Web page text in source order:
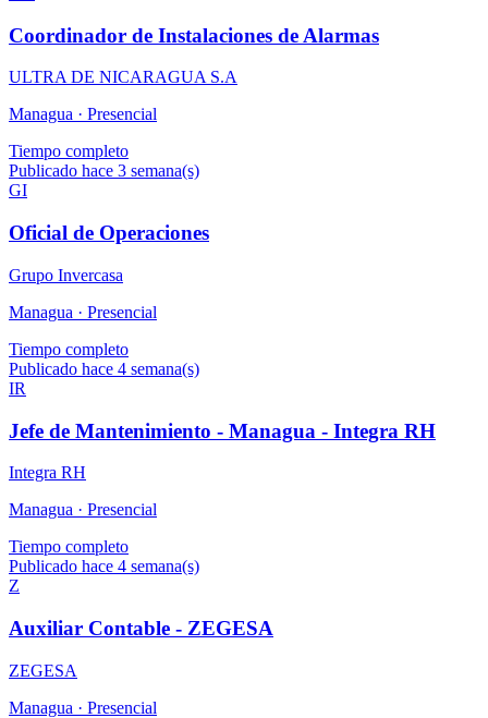
Coordinador de Instalaciones de Alarmas
ULTRA DE NICARAGUA S.A
Managua · Presencial
Tiempo completo
Publicado hace 3 semana(s)
GI
Oficial de Operaciones
Grupo Invercasa
Managua · Presencial
Tiempo completo
Publicado hace 4 semana(s)
IR
Jefe de Mantenimiento - Managua - Integra RH
Integra RH
Managua · Presencial
Tiempo completo
Publicado hace 4 semana(s)
Z
Auxiliar Contable - ZEGESA
ZEGESA
Managua · Presencial